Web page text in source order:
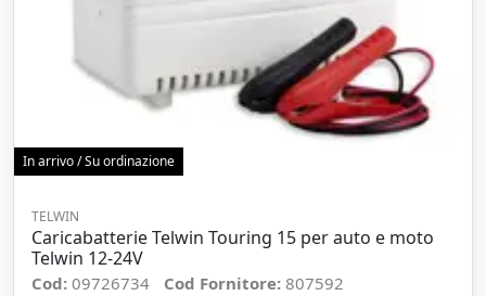
In arrivo / Su ordinazione
TELWIN
Caricabatterie Telwin Touring 15 per auto e moto
Telwin 12-24V
Cod: 09726734 Cod Fornitore: 807592